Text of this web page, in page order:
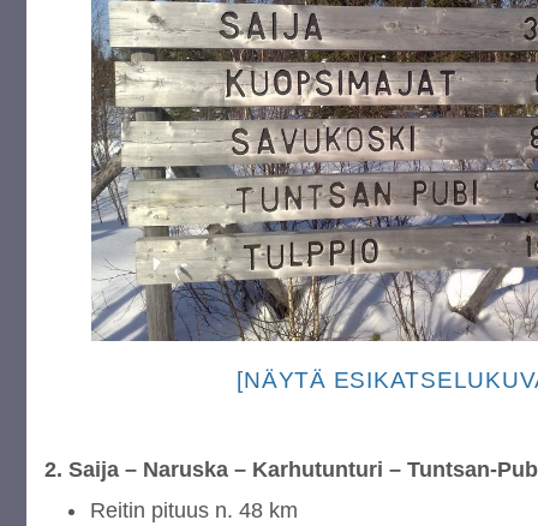
[NÄYTÄ
2. Saija – Naruska – Karhutunturi – Tuntsan-
Reitin pituus n. 48 km